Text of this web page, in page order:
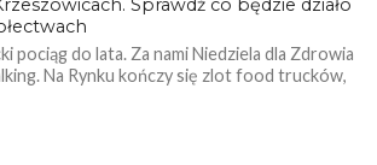
Sprawdź co będzie działo
pociąg do lata. Za nami Niedziela dla Zdrowia
Na Rynku kończy się zlot food trucków,